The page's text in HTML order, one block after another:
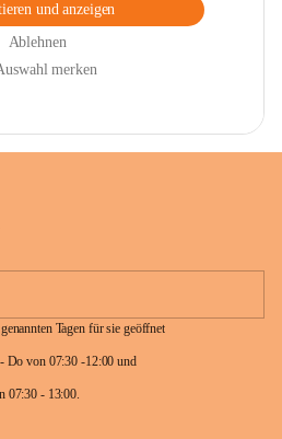
und anzeigen
Ablehnen
merken
Tagen für sie geöffnet
Telefonisch erreichen Sie uns: Mo - Do von 07:30 -12:00 und